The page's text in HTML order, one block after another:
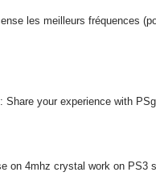
les meilleurs fréquences
Share your experience with
on 4mhz crystal work on PS3